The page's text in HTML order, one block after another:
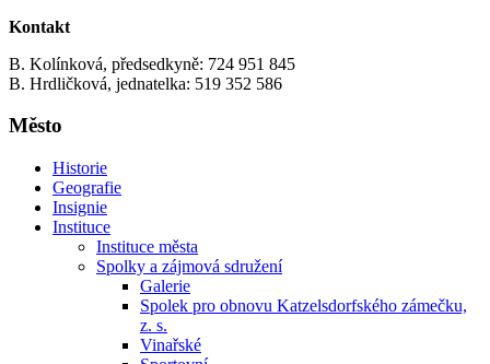
Kontakt
B. Kolínková, předsedkyně: 724 951 845
B. Hrdličková, jednatelka: 519 352 586
Město
Historie
Geografie
Insignie
Instituce
Instituce města
Spolky a zájmová sdružení
Galerie
Spolek pro obnovu Katzelsdorfského zámečku,
z. s.
Vinařské